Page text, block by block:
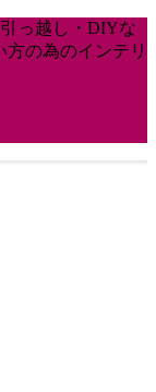
っ越し・DIYな
の為のインテリ